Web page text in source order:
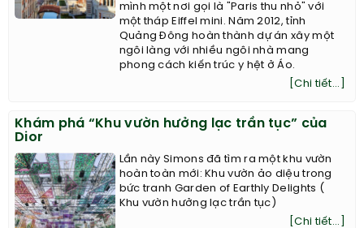
mình một nơi gọi là "Paris thu nhỏ" với
một tháp Eiffel mini. Năm 2012, tỉnh
Quảng Đông hoàn thành dự án xây một
ngôi làng với nhiều ngôi nhà mang
phong cách kiến trúc y hệt ở Áo.
[Chi tiết...]
Khám phá “Khu vườn hưởng lạc trần tục” của
Dior
Lần này Simons đã tìm ra một khu vườn
hoàn toàn mới: Khu vườn ảo diệu trong
bức tranh Garden of Earthly Delights (
Khu vườn hưởng lạc trần tục)
[Chi tiết...]